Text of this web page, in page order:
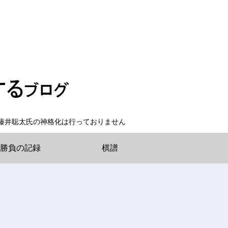
聡太氏の神格化は行っておりません
勝負の記録 棋譜